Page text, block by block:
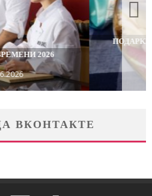
ПОРАДУЮТ БЛИЗКИХ В
ПРАЗДНИКИ
29.04.2026
ВКОНТАКТЕ